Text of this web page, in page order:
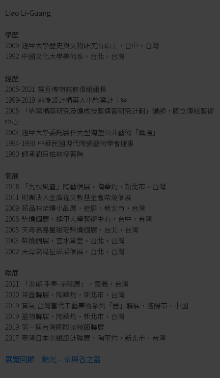
Liao Li-Guang
學歷
2009 逢甲大學歷史與文物研究所碩士，台中，台灣
1992 中國文化大學美術系，台北，台灣
經歷
2005-2021 震旦博物館修復組組長
1999-2019 前後設計構築大小柴窯計十座
2005 「柴窯構築研究及燒成技藝傳習研究計劃」講師，國立傳統藝術
中心
2003 逢甲大學委託製作大型陶塑公共藝術「鷹揚」
1994-1998 中華民國現代陶瓷藝術學會理事
1990 師承劉良佑教授習陶
個展
2018 「九秋風露」陶藝個展，陶華灼，新北市，台灣
2011 財團法人金廣福文教基金會柴燒個展
2009 薪品味柴燒小品展，造居，新北市，台灣
2006 柴燒個展，逢甲大學藝術中心，台中，台灣
2005 天母高島屋磁瑶柴燒個展，台北，台灣
2003 柴燒個展，雲水草堂，台北，台灣
2002 天母高島屋磁瑶個展，台北，台灣
聯展
2021 「泰郁 手奉-茶碗展」，嘉義，台灣
2020 茶壺聯展，陶華灼，新北市，台灣
2019 賞氣 台灣當代工藝美術系列「器」聯展，洛陽市，中國
2019 蓋物聯展，陶華灼，新北市，台灣
2019 第一屆台灣國際茶碗節聯展
2017 臺灣日本茶罐設計聯展，陶華灼，新北市，台灣
展覽回顧｜餘光 – 茶與香之器